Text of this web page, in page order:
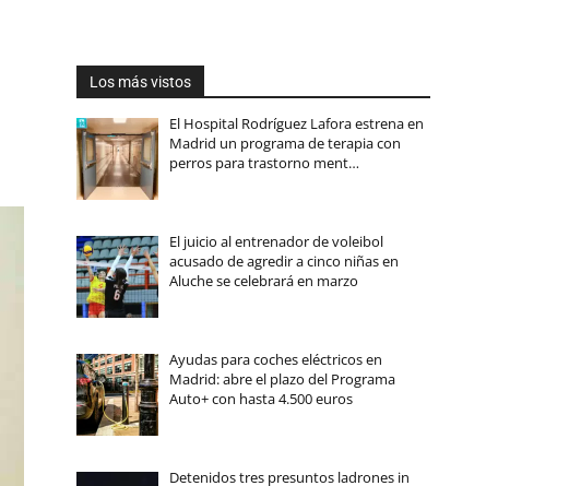
Los más vistos
El Hospital Rodríguez Lafora estrena en
Madrid un programa de terapia con
perros para trastorno ment…
El juicio al entrenador de voleibol
acusado de agredir a cinco niñas en
Aluche se celebrará en marzo
Ayudas para coches eléctricos en
Madrid: abre el plazo del Programa
Auto+ con hasta 4.500 euros
Detenidos tres presuntos ladrones in